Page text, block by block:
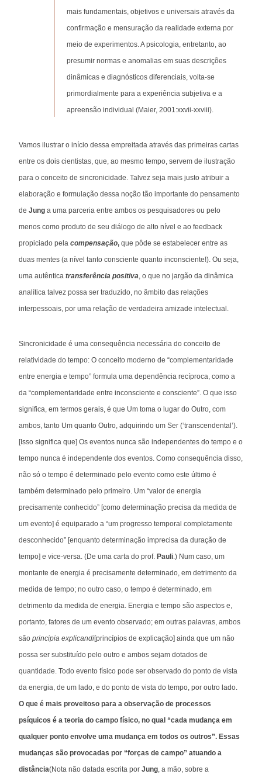
mais fundamentais, objetivos e universais através da
confirmação e mensuração da realidade externa por
meio de experimentos. A psicologia, entretanto, ao
presumir normas e anomalias em suas descrições
dinâmicas e diagnósticos diferenciais, volta-se
primordialmente para a experiência subjetiva e a
apreensão individual (Maier, 2001:xxvii-xxviii).
Vamos ilustrar o início dessa empreitada através das primeiras cartas
entre os dois cientistas, que, ao mesmo tempo, servem de ilustração
para o conceito de sincronicidade. Talvez seja mais justo atribuir a
elaboração e formulação dessa noção tão importante do pensamento
de Jung a uma parceria entre ambos os pesquisadores ou pelo
menos como produto de seu diálogo de alto nível e ao feedback
propiciado pela compensação, que pôde se estabelecer entre as
duas mentes (a nível tanto consciente quanto inconsciente!). Ou seja,
uma autêntica transferência positiva, o que no jargão da dinâmica
analítica talvez possa ser traduzido, no âmbito das relações
interpessoais, por uma relação de verdadeira amizade intelectual.
Sincronicidade é uma consequência necessária do conceito de
relatividade do tempo: O conceito moderno de “complementaridade
entre energia e tempo” formula uma dependência recíproca, como a
da “complementaridade entre inconsciente e consciente”. O que isso
significa, em termos gerais, é que Um toma o lugar do Outro, com
ambos, tanto Um quanto Outro, adquirindo um Ser (‘transcendental’).
[Isso significa que] Os eventos nunca são independentes do tempo e o
tempo nunca é independente dos eventos. Como consequência disso,
não só o tempo é determinado pelo evento como este último é
também determinado pelo primeiro. Um “valor de energia
precisamente conhecido” [como determinação precisa da medida de
um evento] é equiparado a “um progresso temporal completamente
desconhecido” [enquanto determinação imprecisa da duração de
tempo] e vice-versa. (De uma carta do prof. Pauli.) Num caso, um
montante de energia é precisamente determinado, em detrimento da
medida de tempo; no outro caso, o tempo é determinado, em
detrimento da medida de energia. Energia e tempo são aspectos e,
portanto, fatores de um evento observado; em outras palavras, ambos
são principia explicandi[princípios de explicação] ainda que um não
possa ser substituído pelo outro e ambos sejam dotados de
quantidade. Todo evento físico pode ser observado do ponto de vista
da energia, de um lado, e do ponto de vista do tempo, por outro lado.
O que é mais proveitoso para a observação de processos
psíquicos é a teoria do campo físico, no qual “cada mudança em
qualquer ponto envolve uma mudança em todos os outros”. Essas
mudanças são provocadas por “forças de campo” atuando a
distância(Nota não datada escrita por Jung, a mão, sobre a